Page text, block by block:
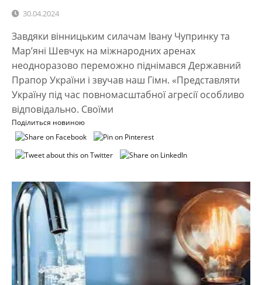
30.04.2024
Завдяки вінницьким силачам Івану Чупринку та
Мар’яні Шевчук на міжнародних аренах
неодноразово переможно піднімався Державний
Прапор України і звучав наш Гімн. «Представляти
Україну під час повномасштабної агресії особливо
відповідально. Своїми
Поділиться новиною